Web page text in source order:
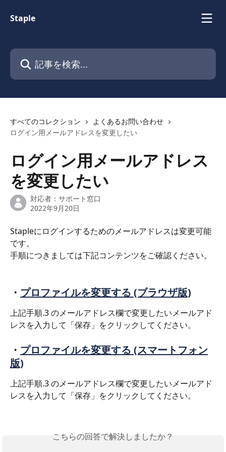
Staple
記事を検索...
すべてのコレクション
よくあるお問い合わせ
ログイン用メールアドレスを変更したい
ログイン用メールアドレス
を変更したい
対応者： サポート窓口
2022年9月20日
Stapleにログインするためのメールアドレスは変更可能
です。
手順につきましては下記コンテンツをご確認ください。
・ プロファイルを変更する (ブラウザ版)
上記手順.3 のメールアドレス欄で変更したいメールアド
レスを入力して「保存」をクリックしてください。
・ プロファイルを変更する (スマートフォン
版)
上記手順.3 のメールアドレス欄で変更したいメールアド
レスを入力して「保存」をクリックしてください。
こちらの回答で解決しましたか？